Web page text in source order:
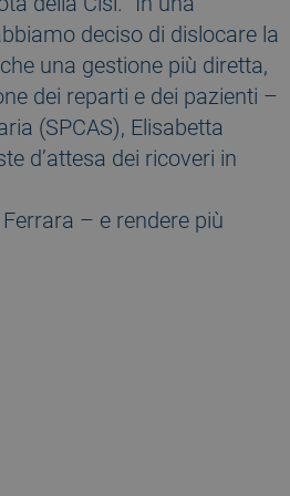
deciso di dislocare la
una gestione più diretta,
dei reparti e dei pazienti –
(SPCAS), Elisabetta
d’attesa dei ricoveri in
– e rendere più